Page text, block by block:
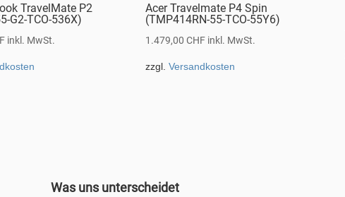
TravelMate P2
G2-TCO-536X)
inkl. MwSt.
Acer Travelmate P4 Spin
(TMP414RN-55-TCO-55Y6)
1.479,00 CHF inkl. MwSt.
zzgl. Versandkosten
Was uns unterscheidet